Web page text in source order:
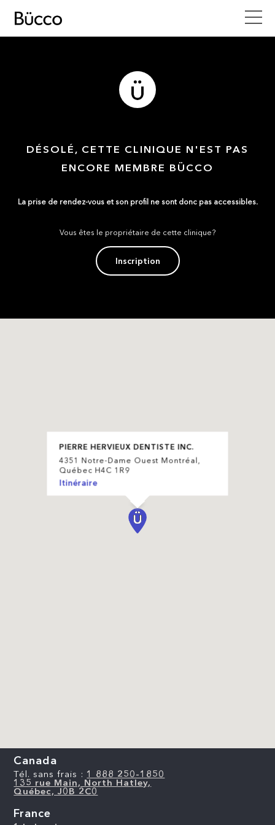
DÉSOLÉ, CETTE CLINIQUE N'EST PAS
ENCORE MEMBRE BÜCCO
La prise de rendez-vous et son profil ne sont donc pas accessibles.
Vous êtes le propriétaire de cette clinique?
Inscription
PIERRE HERVIEUX DENTISTE INC.
4351 Notre-Dame Ouest Montréal,
Québec H4C 1R9
Itinéraire
Canada
Tél. sans frais : 1 888 250-1850
135 rue Main, North Hatley,
Québec, J0B 2C0
France